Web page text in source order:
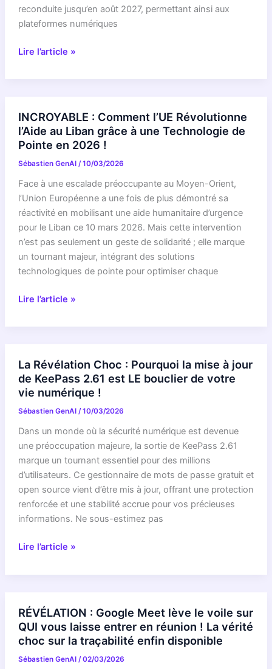
!
La
vous
reconduite jusqu’en août 2027, permettant ainsi aux
plateformes numériques
URGENT
vous
cache
sur
la
surveillance
de
vos
données
!
Une
loi
prolongée
Lire l’article »
INCROYABLE : Comment l’UE Révolutionne
l’Aide au Liban grâce à une Technologie de
Pointe en 2026 !
Sébastien GenAI /10/03/2026
Face à une escalade préoccupante au Moyen-Orient,
l’Union Européenne a une fois de plus démontré sa
réactivité en mobilisant une aide humanitaire d’urgence
pour le Liban ce 10 mars 2026. Mais cette intervention
n’est pas seulement un geste de solidarité ; elle marque
un tournant majeur, intégrant des solutions
technologiques de pointe pour optimiser chaque
INCROYABLE
Révolutionne
l’Aide
au
Liban
grâce
à
une
Technologie
de
Pointe
en
2026
Lire l’article »
La Révélation Choc : Pourquoi la mise à jour
de KeePass 2.61 est LE bouclier de votre
vie numérique !
Sébastien GenAI /10/03/2026
Dans un monde où la sécurité numérique est devenue
une préoccupation majeure, la sortie de KeePass 2.61
marque un tournant essentiel pour des millions
d’utilisateurs. Ce gestionnaire de mots de passe gratuit et
open source vient d’être mis à jour, offrant une protection
renforcée et une stabilité accrue pour vos précieuses
informations. Ne sous-estimez pas
La
Pourquoi
la
mise
à
jour
Lire l’article »
RÉVÉLATION : Google Meet lève le voile sur
QUI vous laisse entrer en réunion ! La vérité
choc sur la traçabilité enfin disponible
Sébastien GenAI /02/03/2026